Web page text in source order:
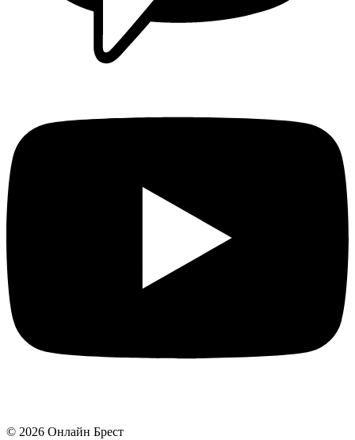
© 2026 Онлайн Брест